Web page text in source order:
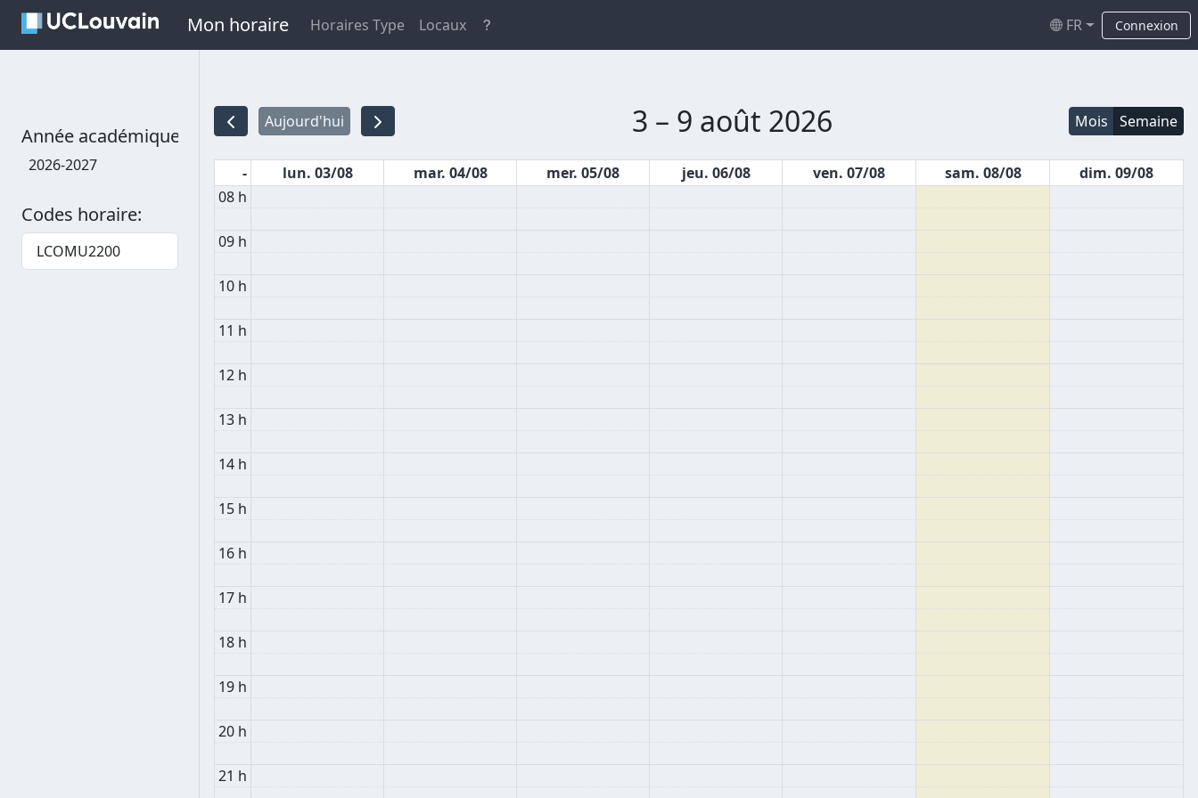
Mon horaire Horaires Type Locaux FR Connexion
Année académique
2026-2027
Codes horaire:
LCOMU2200
Aujourd'hui 3 – 9 août 2026 Mois Semaine
- lun. 03/08 mar. 04/08 mer. 05/08 jeu. 06/08 ven. 07/08 sam. 08/08
dim. 09/08
08 h
09 h
10 h
11 h
12 h
13 h
14 h
15 h
16 h
17 h
18 h
19 h
20 h
21 h